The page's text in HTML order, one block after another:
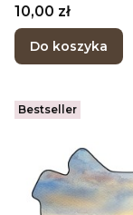
Cena
10,00 zł
Do koszyka
Bestseller